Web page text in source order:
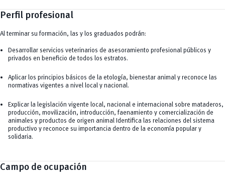
Perfil profesional
Al terminar su formación, las y los graduados podrán:
Desarrollar servicios veterinarios de asesoramiento profesional públicos y
privados en beneficio de todos los estratos.
Aplicar los principios básicos de la etología, bienestar animal y reconoce las
normativas vigentes a nivel local y nacional.
Explicar la legislación vigente local, nacional e internacional sobre mataderos,
producción, movilización, introducción, faenamiento y comercialización de
animales y productos de origen animal Identifica las relaciones del sistema
productivo y reconoce su importancia dentro de la economía popular y
solidaria.
Campo de ocupación